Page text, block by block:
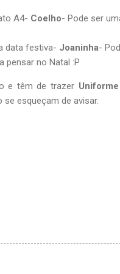
A4- Coelho- Pode ser
data festiva- Joaninha-
pensar no Natal :P
e têm de trazer
esqueçam de avisar.